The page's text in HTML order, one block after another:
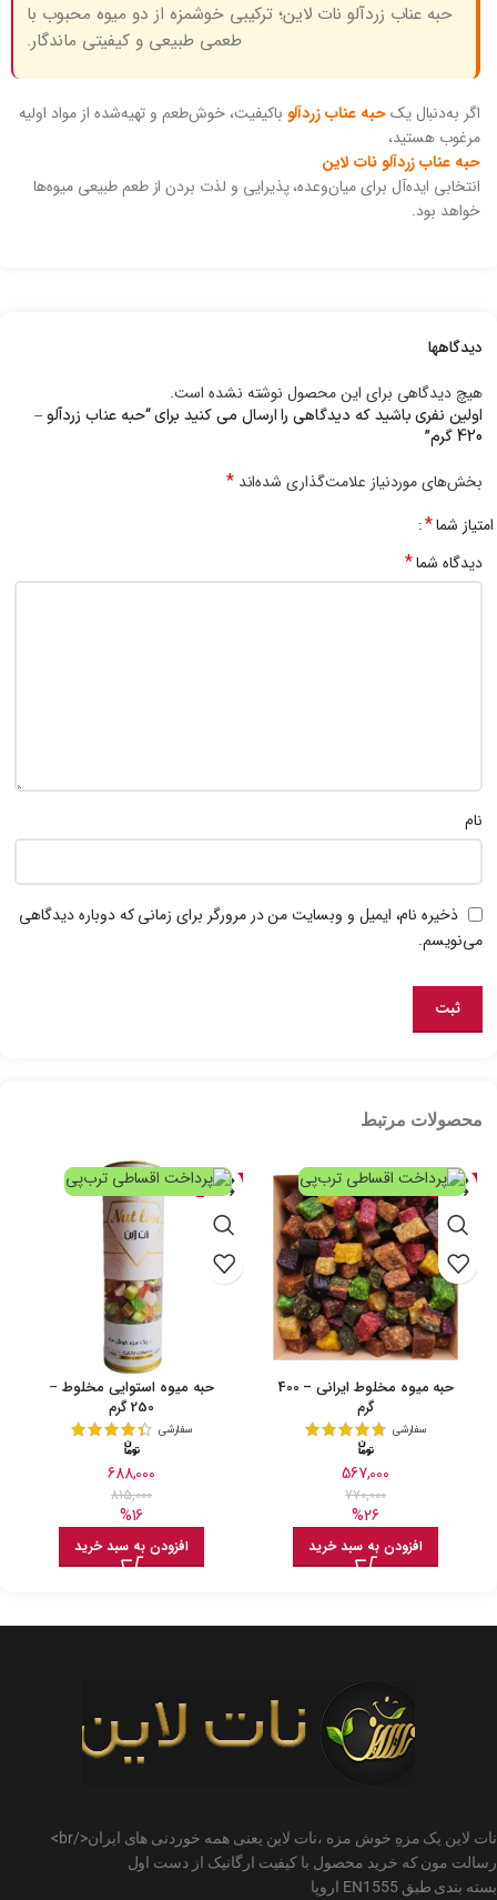
حبه عناب زردآلو نات لاین؛ ترکیبی خوشمزه از دو میوه محبوب با
طعمی طبیعی و کیفیتی ماندگار.
اگر به‌دنبال یکحبه عناب زردآلو باکیفیت، خوش‌طعم و تهیه‌شده از مواد اولیه
مرغوب هستید،
حبه عناب زردآلو نات لاین
انتخابی ایده‌آل برای میان‌وعده، پذیرایی و لذت بردن از طعم طبیعی میوه‌ها
خواهد بود.
دیدگاهها
هیچ دیدگاهی برای این محصول نوشته نشده است.
اولین نفری باشید که دیدگاهی را ارسال می کنید برای “حبه عناب زردآلو –
420 گرم”
بخش‌های موردنیاز علامت‌گذاری شده‌اند*
امتیاز شما*
دیدگاه شما*
نام
ذخیره نام، ایمیل و وبسایت من در مرورگر برای زمانی که دوباره دیدگاهی
می‌نویسم.
محصولات مرتبط
حراج
حبه میوه مخلوط ایرانی – 400
گرم
سفارشی
567,000
770,000
%26
افزودن به سبد خرید
حراج
حبه میوه استوایی مخلوط –
250 گرم
سفارشی
688,000
815,000
%16
افزودن به سبد خرید
نات لاین یک مزهِ خوش مزه ،نات لاین یعنی همه خوردنی های ایران</br>
رسالت مون که خرید محصول با کیفیت ارگانیک از دست اول
بسته بندی طبق EN1555 اروپا